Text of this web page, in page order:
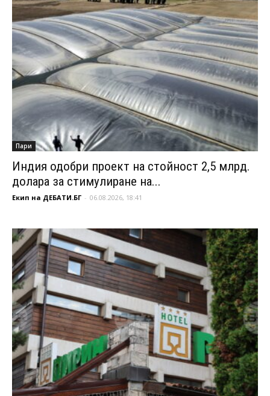
Пари
Индия одобри проект на стойност 2,5 млрд.
долара за стимулиране на...
Екип на ДЕБАТИ.БГ - 06.08.2026, 18:41